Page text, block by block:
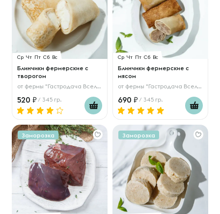
Ср Чт Пт Сб Вс
Блинчики фермерские с
творогом
от фермы "Гастродача Вселуг"
520 / 345 гр.
Ср Чт Пт Сб Вс
Блинчики фермерские с
мясом
от фермы "Гастродача Вселуг"
690 / 345 гр.
Заморозка Заморозка